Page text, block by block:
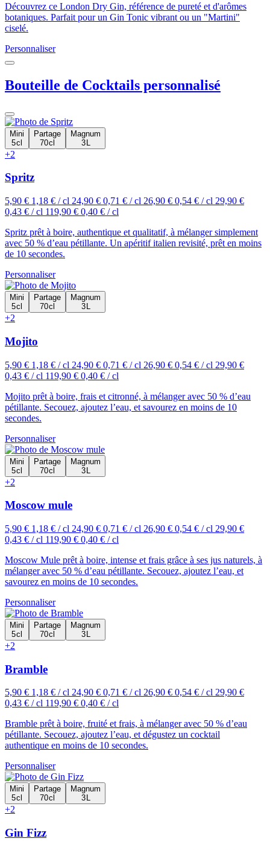
Découvrez ce London Dry Gin, référence de pureté et d'arômes
botaniques. Parfait pour un Gin Tonic vibrant ou un "Martini"
ciselé.
Personnaliser
Bouteille de Cocktails personnalisé
Mini
5 cl
Partage
70 cl
Magnum
3 L
+2
Spritz
5,90 € 1,18 € / cl 24,90 € 0,71 € / cl 26,90 € 0,54 € / cl 29,90 €
0,43 € / cl 119,90 € 0,40 € / cl
Spritz prêt à boire, authentique et qualitatif, à mélanger simplement
avec 50 % d’eau pétillante. Un apéritif italien revisité, prêt en moins
de 10 secondes.
Personnaliser
Mini
5 cl
Partage
70 cl
Magnum
3 L
+2
Mojito
5,90 € 1,18 € / cl 24,90 € 0,71 € / cl 26,90 € 0,54 € / cl 29,90 €
0,43 € / cl 119,90 € 0,40 € / cl
Mojito prêt à boire, frais et citronné, à mélanger avec 50 % d’eau
pétillante. Secouez, ajoutez l’eau, et savourez en moins de 10
secondes.
Personnaliser
Mini
5 cl
Partage
70 cl
Magnum
3 L
+2
Moscow mule
5,90 € 1,18 € / cl 24,90 € 0,71 € / cl 26,90 € 0,54 € / cl 29,90 €
0,43 € / cl 119,90 € 0,40 € / cl
Moscow Mule prêt à boire, intense et frais grâce à ses jus naturels, à
mélanger avec 50 % d’eau pétillante. Secouez, ajoutez l’eau, et
savourez en moins de 10 secondes.
Personnaliser
Mini
5 cl
Partage
70 cl
Magnum
3 L
+2
Bramble
5,90 € 1,18 € / cl 24,90 € 0,71 € / cl 26,90 € 0,54 € / cl 29,90 €
0,43 € / cl 119,90 € 0,40 € / cl
Bramble prêt à boire, fruité et frais, à mélanger avec 50 % d’eau
pétillante. Secouez, ajoutez l’eau, et dégustez un cocktail
authentique en moins de 10 secondes.
Personnaliser
Mini
5 cl
Partage
70 cl
Magnum
3 L
+2
Gin Fizz